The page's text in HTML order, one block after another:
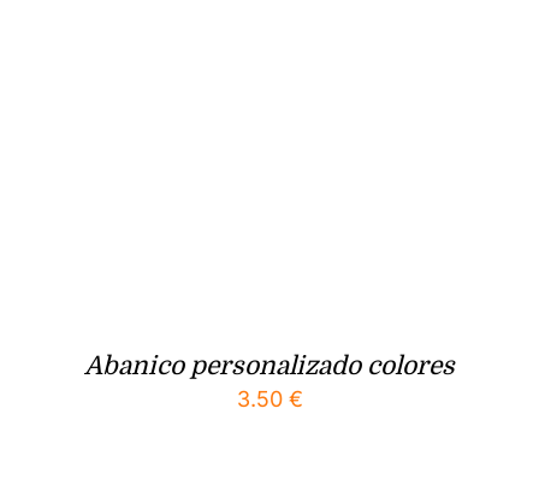
Abanico personalizado colores
3.50 €